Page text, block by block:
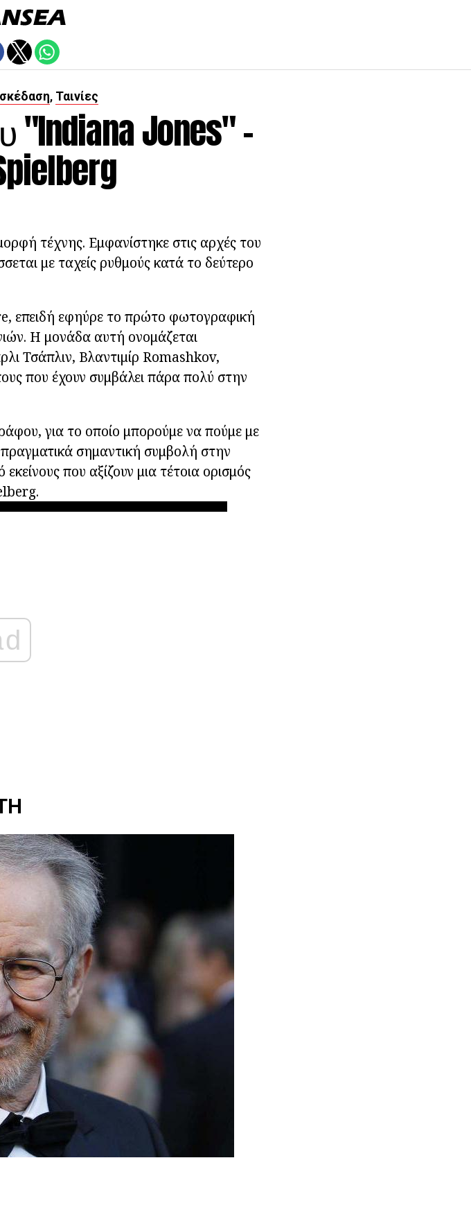
, Ταινίες
"Indiana Jones" -
τέχνης. Εμφανίστηκε στις αρχές του
με ταχείς ρυθμούς κατά το δεύτερο
επειδή εφηύρε το πρώτο φωτογραφική
Η μονάδα αυτή ονομάζεται
Τσάπλιν, Βλαντιμίρ Romashkov,
που έχουν συμβάλει πάρα πολύ στην
για το οποίο μπορούμε να πούμε με
πραγματικά σημαντική συμβολή στην
που αξίζουν μια τέτοια ορισμός